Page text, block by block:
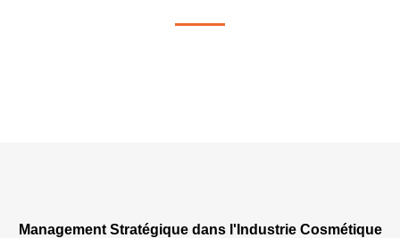
Management Stratégique dans l'Industrie Cosmétique